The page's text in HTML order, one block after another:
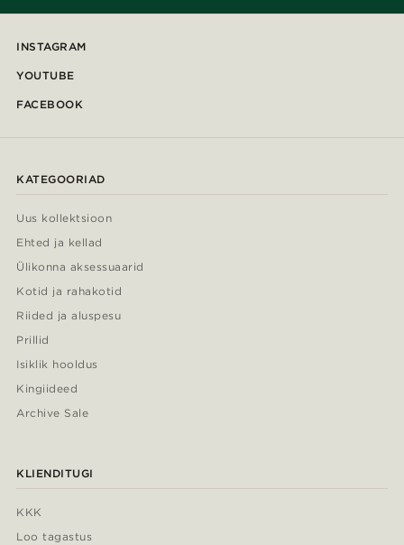
INSTAGRAM
YOUTUBE
FACEBOOK
KATEGOORIAD
Uus kollektsioon
Ehted ja kellad
Ülikonna aksessuaarid
Kotid ja rahakotid
Riided ja aluspesu
Prillid
Isiklik hooldus
Kingiideed
Archive Sale
KLIENDITUGI
KKK
Loo tagastus